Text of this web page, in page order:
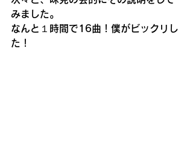
みました。
なんと１時間で16曲！僕がビックリし
た！